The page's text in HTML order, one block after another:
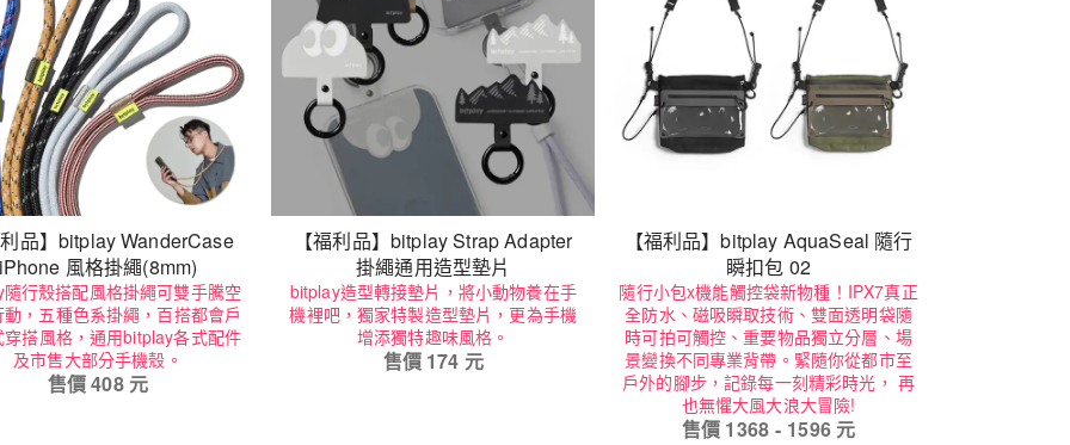
利品】bitplay WanderCase
iPhone 風格掛繩(8mm)
行殼搭配風格掛繩可雙手騰空
動，五種色系掛繩，百搭都會戶
穿搭風格，通用bitplay各式配件
及市售大部分手機殼。
售價408元
【福利品】bitplay Strap Adapter
掛繩通用造型墊片
bitplay造型轉接墊片，將小動物養在手
機裡吧，獨家特製造型墊片，更為手機
增添獨特趣味風格。
售價 174 元
【福利品】bitplay AquaSeal 隨行
瞬扣包 02
隨行小包x機能觸控袋新物種！IPX7真正
全防水、磁吸瞬取技術、雙面透明袋隨
時可拍可觸控、重要物品獨立分層、場
景變換不同專業背帶。緊隨你從都市至
戶外的腳步，記錄每一刻精彩時光， 再
也無懼大風大浪大冒險!
售價 1368 - 1596元